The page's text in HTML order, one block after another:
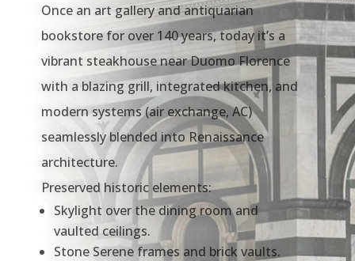
Once an art gallery and antiquarian
bookstore for over 140 years, today it’s a
vibrant steakhouse near Duomo Florence
with a blazing grill, integrated kitchen, and
modern systems (air exchange, AC)
seamlessly blended into Renaissance
architecture.
Preserved historic elements:
Skylight over the dining room and
vaulted ceilings.
Stone Serene frames and brick vaults.